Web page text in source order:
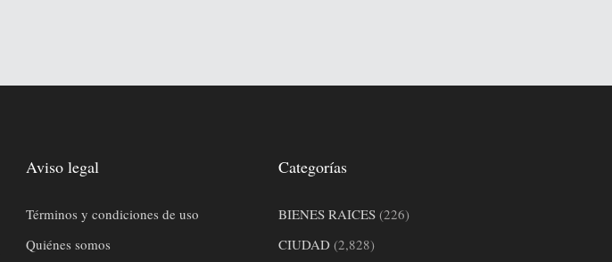
Aviso legal
Términos y condiciones de uso
Quiénes somos
Categorías
BIENES RAICES(226)
CIUDAD(2,828)